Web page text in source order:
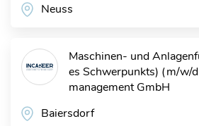
Neuss
Maschinen- und
es Schwerpunkts) (m/w/
management GmbH
Baiersdorf